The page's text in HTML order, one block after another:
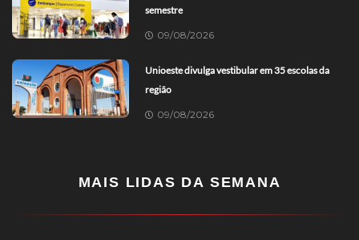
semestre
09/08/2026
Unioeste divulga vestibular em 35 escolas da
região
09/08/2026
MAIS LIDAS DA SEMANA